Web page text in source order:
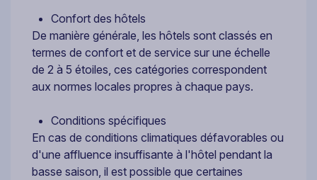
Confort des hôtels
De manière générale, les hôtels sont classés en
termes de confort et de service sur une échelle
de 2 à 5 étoiles, ces catégories correspondent
aux normes locales propres à chaque pays.
Conditions spécifiques
En cas de conditions climatiques défavorables ou
d'une affluence insuffisante à l'hôtel pendant la
basse saison, il est possible que certaines